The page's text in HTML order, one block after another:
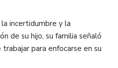
incertidumbre y la
de su hijo, su familia señaló
para enfocarse en su